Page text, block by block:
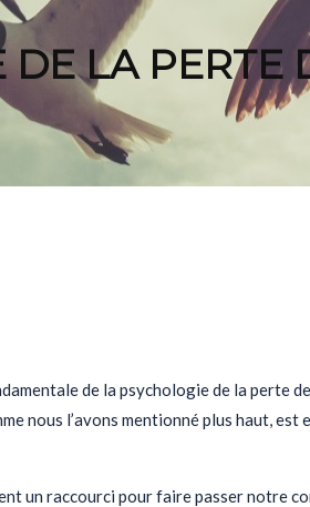
LA PERTE
de la psychologie de la perte
nous l’avons mentionné plus haut,
un raccourci pour faire passer notre